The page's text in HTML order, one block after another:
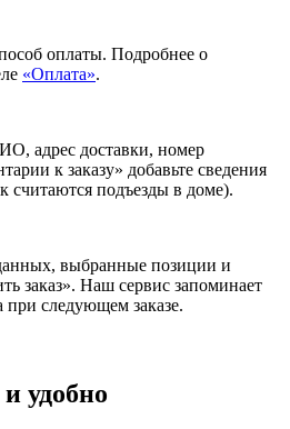
оплаты. Подробнее о
«Оплата».
адрес доставки, номер
к заказу» добавьте сведения
считаются подъезды в доме).
выбранные позиции и
заказ». Наш сервис запоминает
при следующем заказе.
удобно